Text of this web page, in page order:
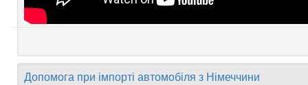
Допомога при імпорті автомобіля з Німеччини